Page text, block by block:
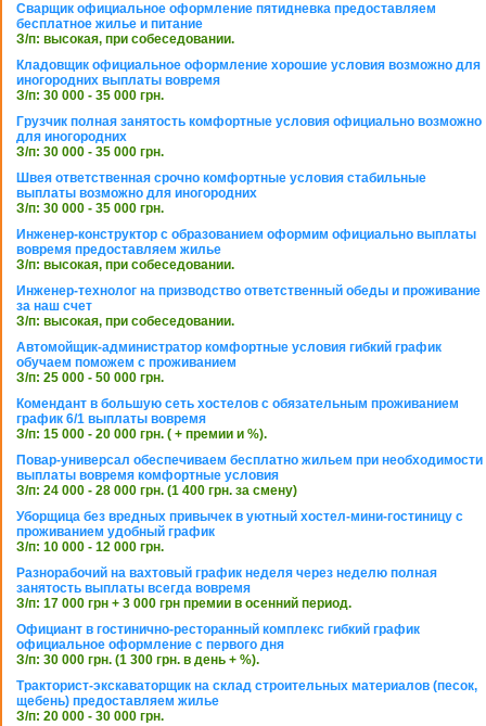
Сварщик официальное оформление пятидневка предоставляем
бесплатное жилье и питание
З/п: высокая, при собеседовании.
Кладовщик официальное оформление хорошие условия возможно для
иногородних выплаты вовремя
З/п: 30 000 - 35 000 грн.
Грузчик полная занятость комфортные условия официально возможно
для иногородних
З/п: 30 000 - 35 000 грн.
Швея ответственная срочно комфортные условия стабильные
выплаты возможно для иногородних
З/п: 30 000 - 35 000 грн.
Инженер-конструктор с образованием оформим официально выплаты
вовремя предоставляем жилье
З/п: высокая, при собеседовании.
Инженер-технолог на призводство ответственный обеды и проживание
за наш счет
З/п: высокая, при собеседовании.
Автомойщик-администратор комфортные условия гибкий график
обучаем поможем с проживанием
З/п: 25 000 - 50 000 грн.
Комендант в большую сеть хостелов с обязательным проживанием
график 6/1 выплаты вовремя
З/п: 15 000 - 20 000 грн. ( + премии и %).
Повар-универсал обеспечиваем бесплатно жильем при необходимости
выплаты вовремя комфортные условия
З/п: 24 000 - 28 000 грн. (1 400 грн. за смену)
Уборщица без вредных привычек в уютный хостел-мини-гостиницу с
проживанием удобный график
З/п: 10 000 - 12 000 грн.
Разнорабочий на вахтовый график неделя через неделю полная
занятость выплаты всегда вовремя
З/п: 17 000 грн + 3 000 грн премии в осенний период.
Официант в гостинично-ресторанный комплекс гибкий график
официальное оформление с первого дня
З/п: 30 000 грн. (1 300 грн. в день + %).
Тракторист-экскаваторщик на склад строительных материалов (песок,
щебень) предоставляем жилье
З/п: 20 000 - 30 000 грн.